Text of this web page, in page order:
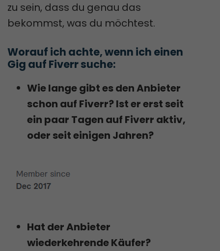
zu sein, dass du genau das
bekommst, was du möchtest.
Worauf ich achte, wenn ich einen
Gig auf Fiverr suche:
Wie lange gibt es den Anbieter
schon auf Fiverr? Ist er erst seit
ein paar Tagen auf Fiverr aktiv,
oder seit einigen Jahren?
Hat der Anbieter
wiederkehrende Käufer?